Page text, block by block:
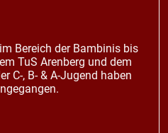
Bereich der Bambinis bis
TuS Arenberg und dem
C-, B- & A-Jugend haben